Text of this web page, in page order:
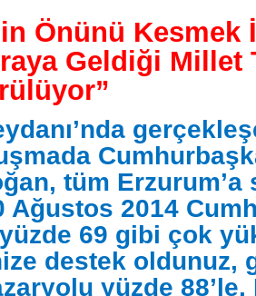
Önünü Kesmek
Geldiği Millet
tüm Erzurum’a
Ağustos 2014
69 gibi çok
destek oldunuz,
yüzde 88’le,